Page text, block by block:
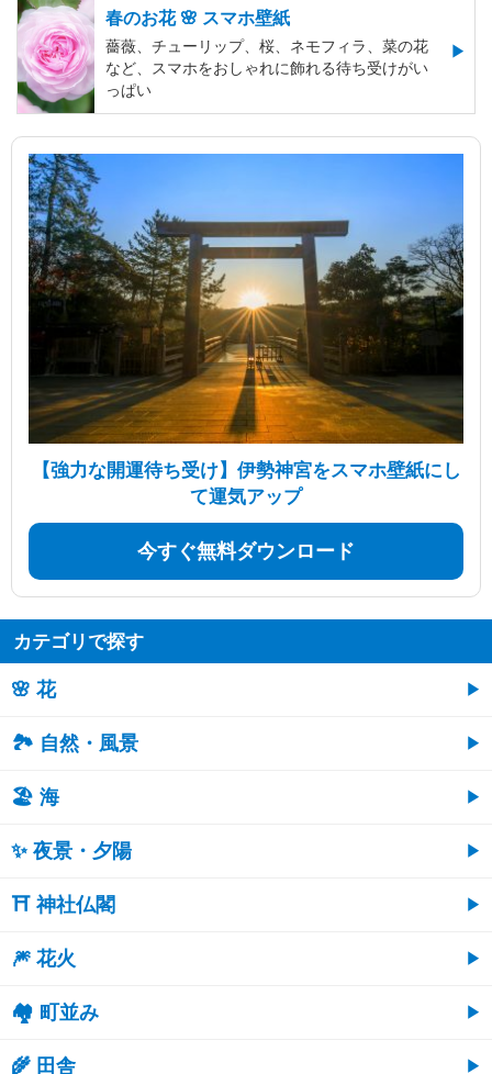
春のお花 🌸 スマホ壁紙
薔薇、チューリップ、桜、ネモフィラ、菜の花
など、スマホをおしゃれに飾れる待ち受けがい
っぱい
【強力な開運待ち受け】伊勢神宮をスマホ壁紙にし
て運気アップ
今すぐ無料ダウンロード
カテゴリで探す
🌸 花
🏞️ 自然・風景
🏖 海
✨ 夜景・夕陽
⛩ 神社仏閣
🎆 花火
🏘 町並み
🌾 田舎